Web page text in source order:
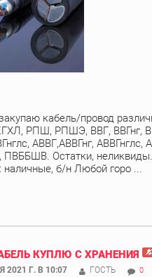
кабель/провод
РПШ, РПШЭ, ВВГ, ВВГнг,
АВВГ,АВВГнг,
ПВББШВ. Остатки,
наличные, б/н Любой горо ...
КУПЛЮ С ХРАНЕНИЯ
2021 Г. В 10:07 ГОСТЬ 0